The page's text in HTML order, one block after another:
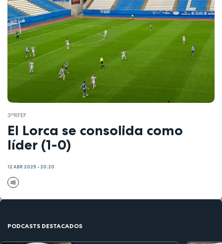
3ªRFEF
El Lorca se consolida como
líder (1-0)
12 ABR 2025 - 20:20
PODCASTS DESTACADOS